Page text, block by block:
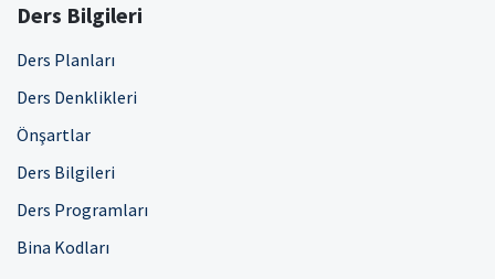
Ders Bilgileri
Ders Planları
Ders Denklikleri
Önşartlar
Ders Bilgileri
Ders Programları
Bina Kodları